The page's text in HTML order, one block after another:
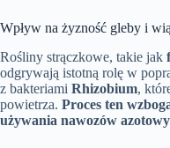
Wpływ na żyzność gleby i
Rośliny strączkowe, takie jak
odgrywają istotną rolę w
z bakteriami Rhizobium,
powietrza. Proces ten
używania nawozów